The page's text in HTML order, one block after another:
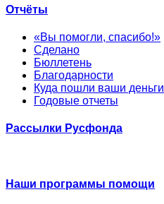
Отчёты
«Вы помогли, спасибо!»
Сделано
Бюллетень
Благодарности
Куда пошли ваши деньги
Годовые отчеты
Рассылки Русфонда
Наши программы помощи